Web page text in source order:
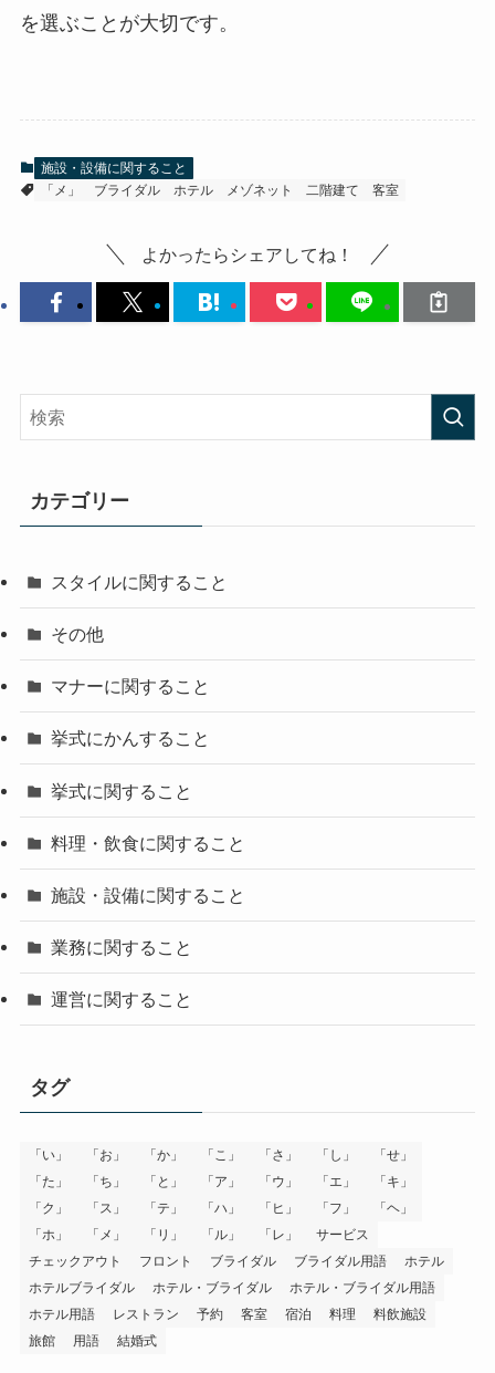
を選ぶことが大切です。
施設・設備に関すること
「メ」
ブライダル ホテル メゾネット 二階建て 客室
よかったらシェアしてね！
カテゴリー
スタイルに関すること
その他
マナーに関すること
挙式にかんすること
挙式に関すること
料理・飲食に関すること
施設・設備に関すること
業務に関すること
運営に関すること
タグ
「い」 「お」 「か」 「こ」 「さ」 「し」
「せ」
「た」
「ち」 「と」 「ア」 「ウ」 「エ」
「キ」
「ク」
「ス」 「テ」 「ハ」 「ヒ」 「フ」
「ヘ」
「ホ」
「メ」 「リ」 「ル」 「レ」
サービス
チェックアウト
フロント ブライダル ブライダル用語
ホテル
ホテルブライダル
ホテル・ブライダル
ホテル・ブライダル用語
ホテル用語
レストラン 予約 客室 宿泊 料理
料飲施設
旅館
用語 結婚式